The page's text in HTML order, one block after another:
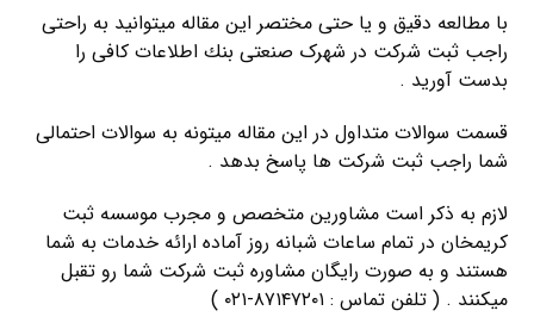
با مطالعه دقیق و یا حتی مختصر این مقاله میتوانید به راحتی
راجب ثبت شرکت در شهرک صنعتی بنك اطلاعات کافی را
بدست آورید .
قسمت سوالات متداول در این مقاله میتونه به سوالات احتمالی
شما راجب ثبت شرکت ها پاسخ بدهد .
لازم به ذکر است مشاورین متخصص و مجرب موسسه ثبت
کریمخان در تمام ساعات شبانه روز آماده ارائه خدمات به شما
هستند و به صورت رایگان مشاوره ثبت شرکت شما رو تقبل
میکنند . ( تلفن تماس : ۸۷۱۴۷۲۰۱-۰۲۱ )